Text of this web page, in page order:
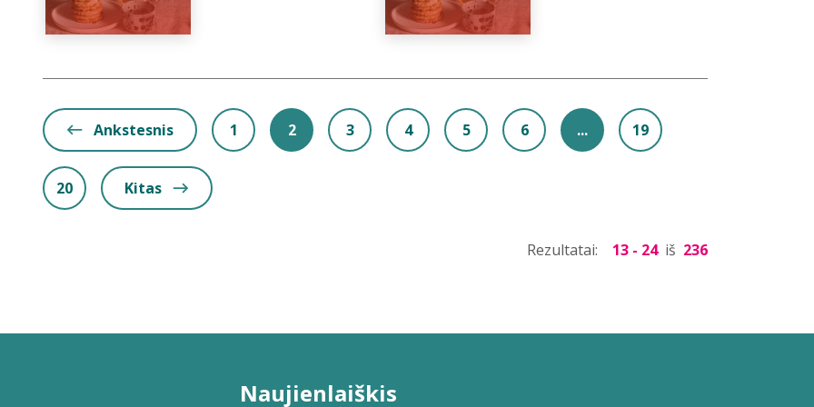
Ankstesnis 1 2 3 4 5 6 ... 19
20 Kitas
Rezultatai: 13 - 24 iš 236
Naujienlaiškis